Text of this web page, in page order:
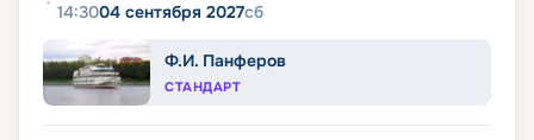
14:3004 сентября 2027сб
Ф.И. Панферов
СТАНДАРТ